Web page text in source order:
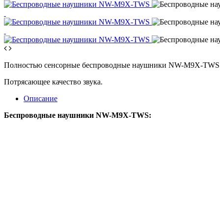
Полностью сенсорные беспроводные наушники NW-M9X-
Потрясающее качество звука.
Описание
Беспроводные наушники NW-M9X-TWS: